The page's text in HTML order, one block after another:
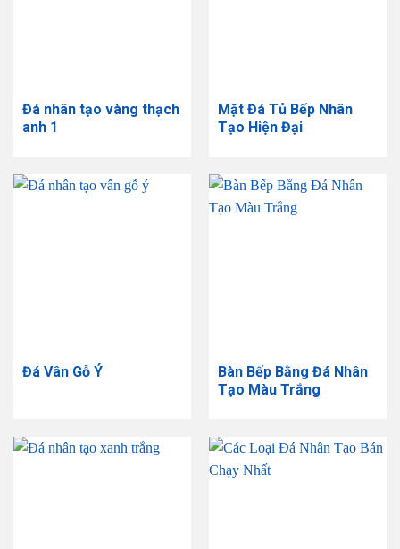
Đá nhân tạo vàng thạch
anh 1
Mặt Đá Tủ Bếp Nhân
Tạo Hiện Đại
Đá Vân Gỗ Ý
Bàn Bếp Bằng Đá Nhân
Tạo Màu Trắng